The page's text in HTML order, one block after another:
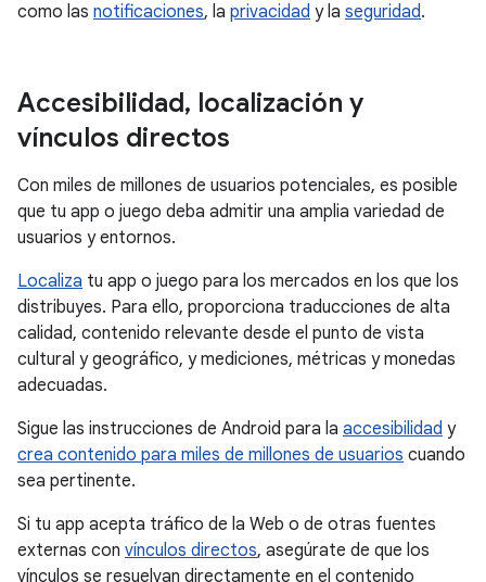
como las notificaciones, la privacidad y la seguridad.
Accesibilidad, localización y
vínculos directos
Con miles de millones de usuarios potenciales, es posible
que tu app o juego deba admitir una amplia variedad de
usuarios y entornos.
Localiza tu app o juego para los mercados en los que los
distribuyes. Para ello, proporciona traducciones de alta
calidad, contenido relevante desde el punto de vista
cultural y geográfico, y mediciones, métricas y monedas
adecuadas.
Sigue las instrucciones de Android para la accesibilidad y
crea contenido para miles de millones de usuarios cuando
sea pertinente.
Si tu app acepta tráfico de la Web o de otras fuentes
externas con vínculos directos, asegúrate de que los
vínculos se resuelvan directamente en el contenido